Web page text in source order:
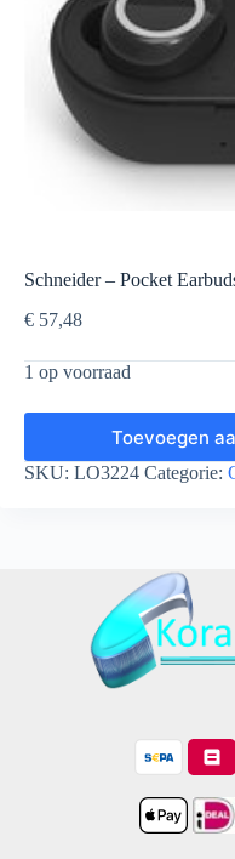
Schneider – Pocket
€ 57,48
1 op voorraad
Toevoegen
SKU: LO3224 Categorie: